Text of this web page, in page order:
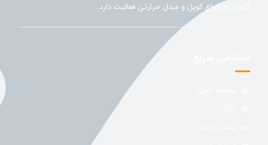
گالوانیزه ،انواع کویل و مبدل حرارتی فعالیت دارد.